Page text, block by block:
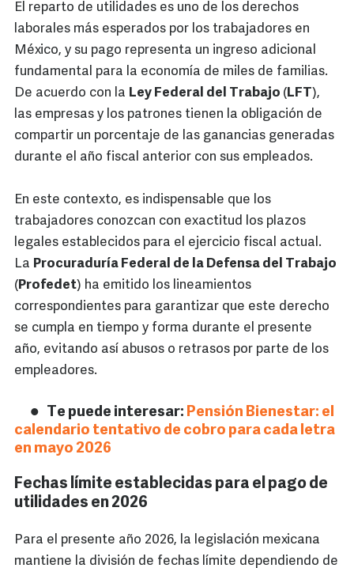
El reparto de utilidades es uno de los derechos
laborales más esperados por los trabajadores en
México, y su pago representa un ingreso adicional
fundamental para la economía de miles de familias.
De acuerdo con la Ley Federal del Trabajo (LFT),
las empresas y los patrones tienen la obligación de
compartir un porcentaje de las ganancias generadas
durante el año fiscal anterior con sus empleados.
En este contexto, es indispensable que los
trabajadores conozcan con exactitud los plazos
legales establecidos para el ejercicio fiscal actual.
La Procuraduría Federal de la Defensa del Trabajo
(Profedet) ha emitido los lineamientos
correspondientes para garantizar que este derecho
se cumpla en tiempo y forma durante el presente
año, evitando así abusos o retrasos por parte de los
empleadores.
Te puede interesar: Pensión Bienestar: el
calendario tentativo de cobro para cada letra
en mayo 2026
Fechas límite establecidas para el pago de
utilidades en 2026
Para el presente año 2026, la legislación mexicana
mantiene la división de fechas límite dependiendo de